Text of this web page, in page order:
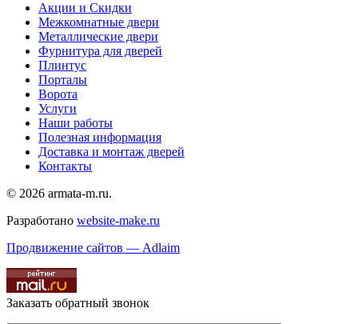
Акции и Скидки
Межкомнатные двери
Металлические двери
Фурнитура для дверей
Плинтус
Порталы
Ворота
Услуги
Наши работы
Полезная информация
Доставка и монтаж дверей
Контакты
© 2026 armata-m.ru.
Разработано website-make.ru
Продвижение сайтов — Adlaim
Заказать обратный звонок